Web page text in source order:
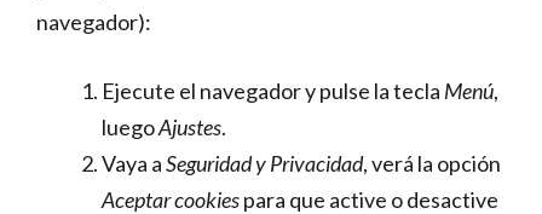
navegador):
Ejecute el navegador y pulse la tecla Menú,
luegoAjustes.
Vaya aSeguridad y Privacidad, verá la opción
Aceptar cookiespara que active o desactive